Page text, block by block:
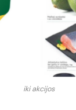
iki akcijos